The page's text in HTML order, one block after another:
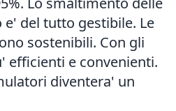
del tutto gestibile. Le
sostenibili. Con gli
efficienti e convenienti.
diventera' un